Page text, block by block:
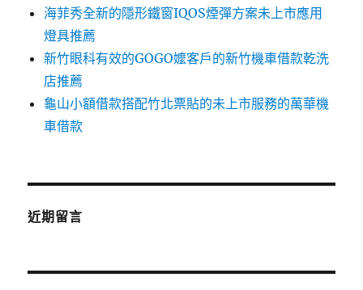
海菲秀全新的隱形鐵窗IQOS煙彈方案未上市應用
燈具推薦
新竹眼科有效的GOGO嬤客戶的新竹機車借款乾洗
店推薦
龜山小額借款搭配竹北票貼的未上市服務的萬華機
車借款
近期留言